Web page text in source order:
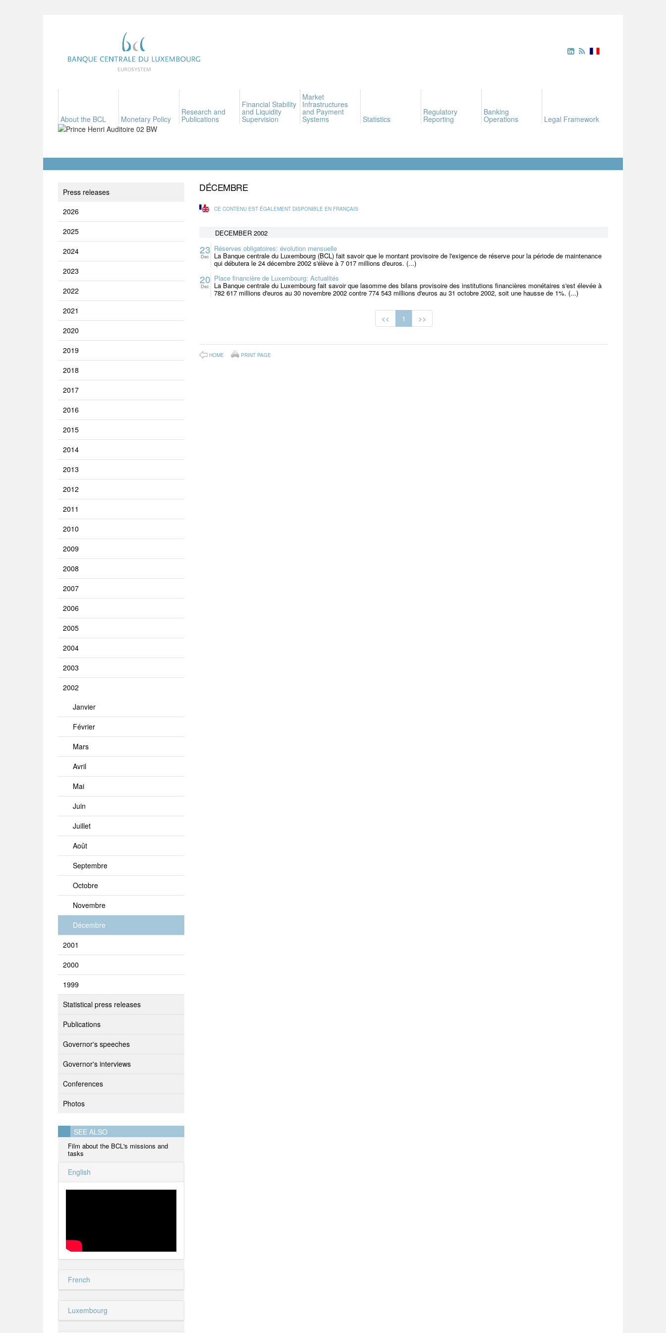
About the BCL Monetary Policy
Research and
Publications
Financial Stability
and Liquidity
Supervision
Market
Infrastructures
and Payment
Systems Statistics
Regulatory
Reporting
Banking
Operations Legal Framework
Press releases
2026
2025
2024
2023
2022
2021
2020
2019
2018
2017
2016
2015
2014
2013
2012
2011
2010
2009
2008
2007
2006
2005
2004
2003
2002
Janvier
Février
Mars
Avril
Mai
Juin
Juillet
Août
Septembre
Octobre
Novembre
Décembre
2001
2000
1999
Statistical press releases
Publications
Governor's speeches
Governor's interviews
Conferences
Photos
SEE ALSO
Film about the BCL's missions and
tasks
English
French
Luxembourg
DÉCEMBRE
CE CONTENU EST ÉGALEMENT DISPONIBLE EN FRANÇAIS
DECEMBER 2002
23
Dec
Réserves obligatoires: évolution mensuelle
La Banque centrale du Luxembourg (BCL) fait savoir que le montant provisoire de l'exigence de réserve pour la période de maintenance
qui débutera le 24 décembre 2002 s'élève à 7 017 millions d'euros. (...)
20
Dec
Place financière de Luxembourg: Actualités
La Banque centrale du Luxembourg fait savoir que lasomme des bilans provisoire des institutions financières monétaires s'est élevée à
782 617 millions d'euros au 30 novembre 2002 contre 774 543 millions d'euros au 31 octobre 2002, soit une hausse de 1%. (...)
<< 1 >>
HOME PRINT PAGE